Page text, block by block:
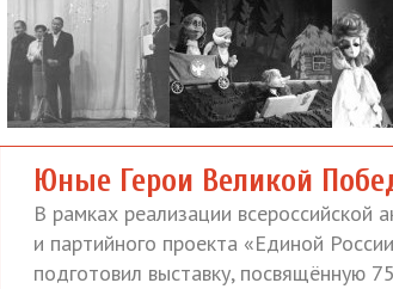
Юные Герои Великой
В рамках реализации
и партийного проекта «Единой
подготовил выставку, посвящённую